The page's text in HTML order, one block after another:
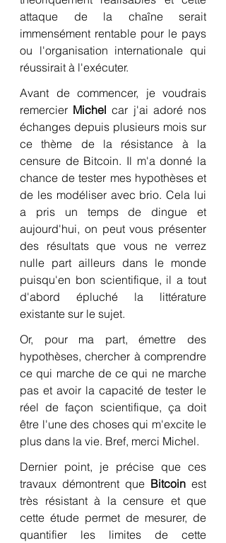
attaque de la chaîne serait
immensément rentable pour le pays
ou l'organisation internationale qui
réussirait à l'exécuter.
Avant de commencer, je voudrais
remercier Michel car j'ai adoré nos
échanges depuis plusieurs mois sur
ce thème de la résistance à la
censure de Bitcoin. Il m'a donné la
chance de tester mes hypothèses et
de les modéliser avec brio. Cela lui
a pris un temps de dingue et
aujourd'hui, on peut vous présenter
des résultats que vous ne verrez
nulle part ailleurs dans le monde
puisqu'en bon scientifique, il a tout
d'abord épluché la littérature
existante sur le sujet.
Or, pour ma part, émettre des
hypothèses, chercher à comprendre
ce qui marche de ce qui ne marche
pas et avoir la capacité de tester le
réel de façon scientifique, ça doit
être l'une des choses qui m'excite le
plus dans la vie. Bref, merci Michel.
Dernier point, je précise que ces
travaux démontrent que Bitcoin est
très résistant à la censure et que
cette étude permet de mesurer, de
quantifier les limites de cette